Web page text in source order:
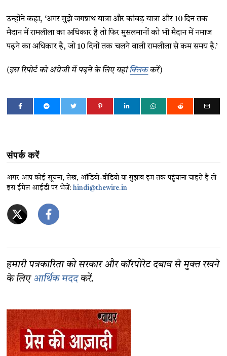
उन्होंने कहा, ‘अगर मुझे जगन्नाथ यात्रा और कांवड़ यात्रा और 10 दिन तक
मैदान में रामलीला का अधिकार है तो फिर मुसलमानों को भी मैदान में नमाज
पढ़ने का अधिकार है, जो 10 दिनों तक चलने वाली रामलीला से कम समय है.’
(इस रिपोर्ट को अंग्रेजी में पढ़ने के लिए यहांक्लिककरें)
संपर्क करें
अगर आप कोई सूचना, लेख, ऑडियो-वीडियो या सुझाव हम तक पहुंचाना चाहते हैं तो
इस ईमेल आईडी पर भेजें: hindi@thewire.in
हमारी पत्रकारिता को सरकार और कॉरपोरेट दबाव से मुक्त रखने
के लिए आर्थिक मददकरें.